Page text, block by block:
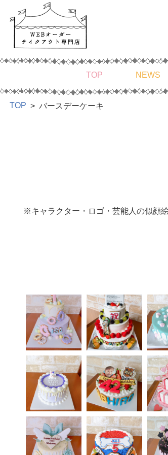
TOP NEWS
TOP バースデーケーキ
※キャラクター・ロゴ・芸能人の似顔